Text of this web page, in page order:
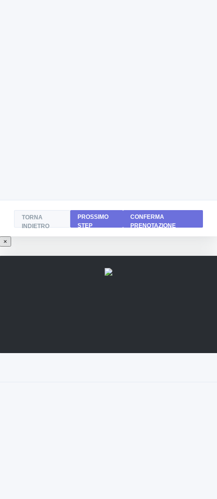
TORNA
INDIETRO
PROSSIMO
STEP
CONFERMA
PRENOTAZIONE
×